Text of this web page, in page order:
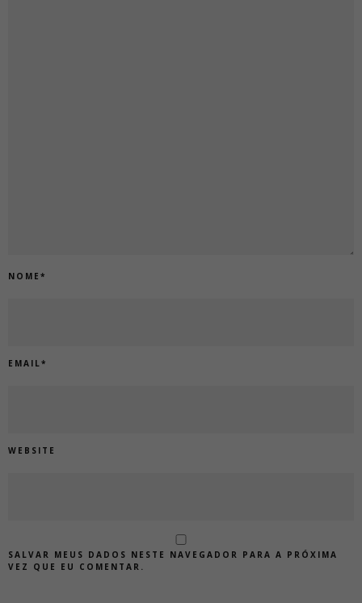
NOME *
EMAIL *
WEBSITE
SALVAR MEUS DADOS NESTE NAVEGADOR PARA A PRÓXIMA
VEZ QUE EU COMENTAR.